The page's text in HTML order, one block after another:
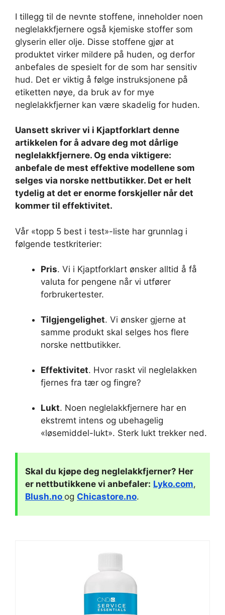
I tillegg til de nevnte stoffene, inneholder noen
neglelakkfjernere også kjemiske stoffer som
glyserin eller olje. Disse stoffene gjør at
produktet virker mildere på huden, og derfor
anbefales de spesielt for de som har sensitiv
hud. Det er viktig å følge instruksjonene på
etiketten nøye, da bruk av for mye
neglelakkfjerner kan være skadelig for huden.
Uansett skriver vi i Kjaptforklart denne
artikkelen for å advare deg mot dårlige
neglelakkfjernere. Og enda viktigere:
anbefale de mest effektive modellene som
selges via norske nettbutikker. Det er helt
tydelig at det er enorme forskjeller når det
kommer til effektivitet.
Vår «topp 5 best i test»-liste har grunnlag i
følgende testkriterier:
Pris. Vi i Kjaptforklart ønsker alltid å få
valuta for pengene når vi utfører
forbrukertester.
Tilgjengelighet. Vi ønsker gjerne at
samme produkt skal selges hos flere
norske nettbutikker.
Effektivitet. Hvor raskt vil neglelakken
fjernes fra tær og fingre?
Lukt. Noen neglelakkfjernere har en
ekstremt intens og ubehagelig
«løsemiddel-lukt». Sterk lukt trekker ned.
Skal du kjøpe deg neglelakkfjerner? Her
er nettbutikkene vi anbefaler: Lyko.com,
Blush.no og Chicastore.no.